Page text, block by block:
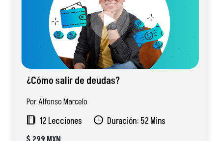
¿Cómo salir de deudas?
Por Alfonso Marcelo
12 Lecciones
Duración: 52 Mins